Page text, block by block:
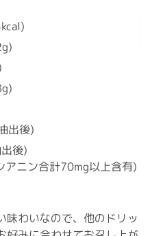
出後)
後)
アニン合計70mg以上含有)
味わいなので、他のドリッ